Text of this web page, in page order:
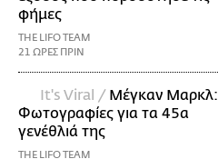
φήμες
THE LIFO TEAM
21 ΩΡΕΣ ΠΡΙΝ
It's Viral / Μέγκαν Μαρκλ:
Φωτογραφίες για τα 45α
γενέθλιά της
THE LIFO TEAM